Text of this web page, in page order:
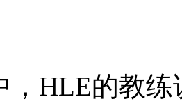
，HLE的教